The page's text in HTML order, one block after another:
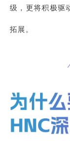
级，更将积极驱
拓展。